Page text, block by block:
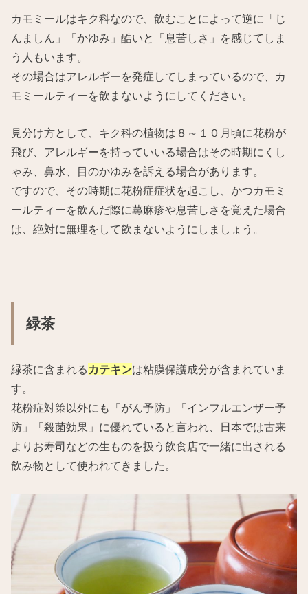
カモミールはキク科なので、飲むことによって逆に「じ
んましん」「かゆみ」酷いと「息苦しさ」を感じてしま
う人もいます。
その場合はアレルギーを発症してしまっているので、カ
モミールティーを飲まないようにしてください。
見分け方として、キク科の植物は８～１０月頃に花粉が
飛び、アレルギーを持っていいる場合はその時期にくし
ゃみ、鼻水、目のかゆみを訴える場合があります。
ですので、その時期に花粉症症状を起こし、かつカモミ
ールティーを飲んだ際に蕁麻疹や息苦しさを覚えた場合
は、絶対に無理をして飲まないようにしましょう。
緑茶
緑茶に含まれる カテキンは粘膜保護成分が含まれていま
す。
花粉症対策以外にも「がん予防」「インフルエンザー予
防」「殺菌効果」に優れていると言われ、日本では古来
よりお寿司などの生ものを扱う飲食店で一緒に出される
飲み物として使われてきました。